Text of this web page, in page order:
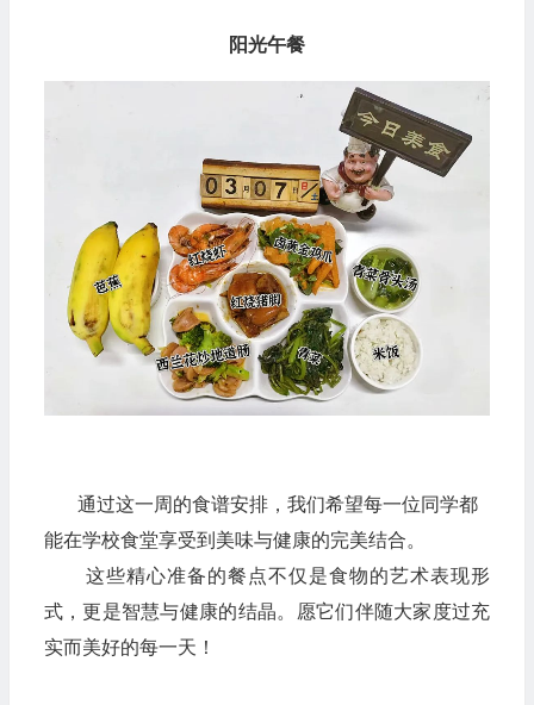
阳光午餐
通过这一周的食谱安排，我们希望每一位同学都
能在学校食堂享受到美味与健康的完美结合。
这些精心准备的餐点不仅是食物的艺术表现形
式，更是智慧与健康的结晶。愿它们伴随大家度过充
实而美好的每一天！